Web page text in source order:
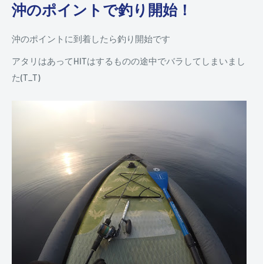
沖のポイントで釣り開始！
沖のポイントに到着したら釣り開始です
アタリはあってHITはするものの途中でバラしてしまいまし
た(T_T)